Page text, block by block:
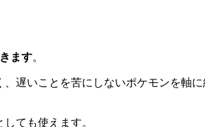
ます。
遅いことを苦にしないポケモンを軸
ても使えます。